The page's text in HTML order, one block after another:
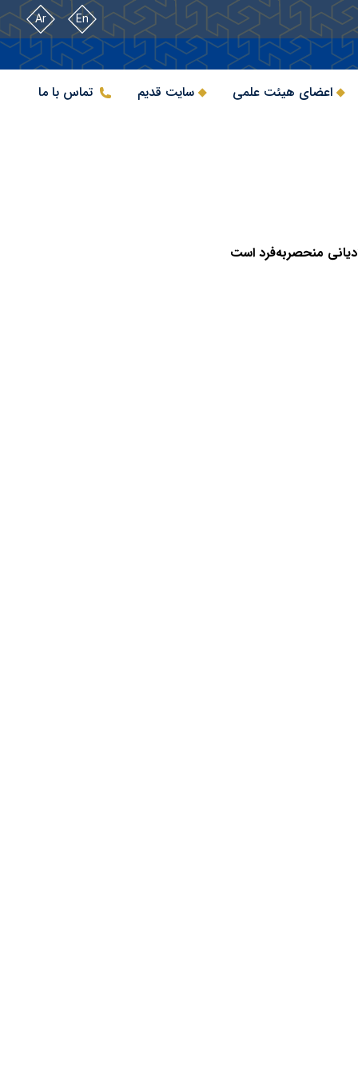
En
Ar
اعضای هیئت علمی سایت قدیم تماس با ما
منحصربه‌فرد است